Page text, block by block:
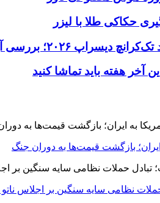
حکاکی طلا با لیزر
بازگشت قیمت‌ها به دوران جنگ
نظامی سایه سنگین بر اجلاس ناتو